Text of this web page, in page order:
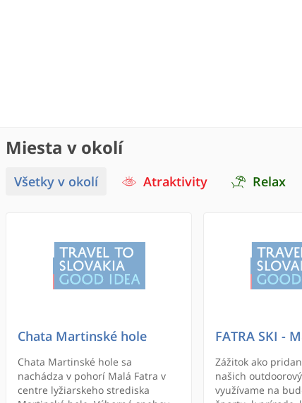
Miesta v okolí
Všetky v okolí Atraktivity Relax
Chata Martinské hole
Chata Martinské hole sa
nachádza v pohorí Malá Fatra v
centre lyžiarskeho strediska
FATRA SKI -
Zážitok ako
našich
využívame na